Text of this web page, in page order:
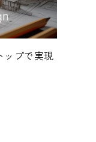
ップで実現